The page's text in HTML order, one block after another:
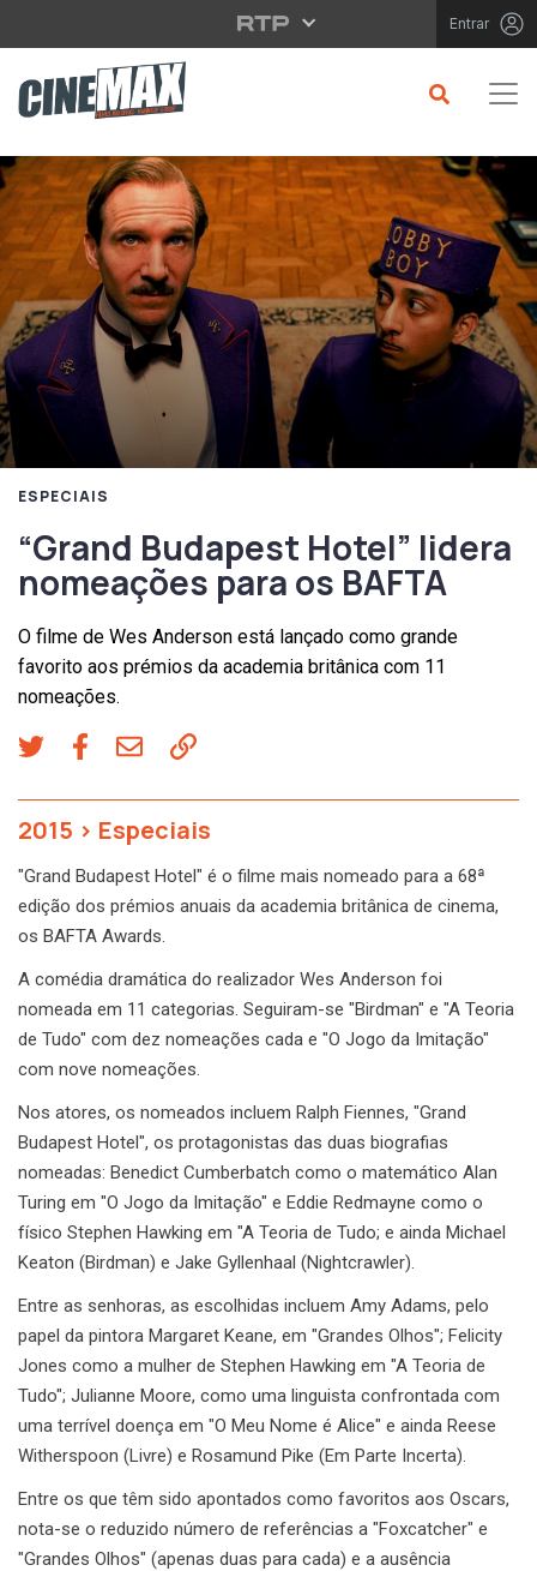
Saltar para o conteúdo principal Entrar
ESPECIAIS
“Grand Budapest Hotel” lidera
nomeações para os BAFTA
O filme de Wes Anderson está lançado como grande
favorito aos prémios da academia britânica com 11
nomeações.
2015 > Especiais
"Grand Budapest Hotel" é o filme mais nomeado para a 68ª
edição dos prémios anuais da academia britânica de cinema,
os BAFTA Awards.
A comédia dramática do realizador Wes Anderson foi
nomeada em 11 categorias. Seguiram-se "Birdman" e "A Teoria
de Tudo" com dez nomeações cada e "O Jogo da Imitação"
com nove nomeações.
Nos atores, os nomeados incluem Ralph Fiennes, "Grand
Budapest Hotel", os protagonistas das duas biografias
nomeadas: Benedict Cumberbatch como o matemático Alan
Turing em "O Jogo da Imitação" e Eddie Redmayne como o
físico Stephen Hawking em "A Teoria de Tudo; e ainda Michael
Keaton (Birdman) e Jake Gyllenhaal (Nightcrawler).
Entre as senhoras, as escolhidas incluem Amy Adams, pelo
papel da pintora Margaret Keane, em "Grandes Olhos"; Felicity
Jones como a mulher de Stephen Hawking em "A Teoria de
Tudo"; Julianne Moore, como uma linguista confrontada com
uma terrível doença em "O Meu Nome é Alice" e ainda Reese
Witherspoon (Livre) e Rosamund Pike (Em Parte Incerta).
Entre os que têm sido apontados como favoritos aos Oscars,
nota-se o reduzido número de referências a "Foxcatcher" e
"Grandes Olhos" (apenas duas para cada) e a ausência